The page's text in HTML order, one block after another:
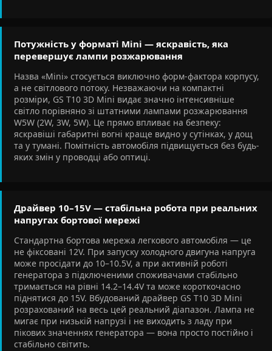
Потужність у форматі Mini — яскравість, яка
перевершує лампи розжарювання
Назва «Mini» стосується виключно форм-фактора корпусу,
а не світлового потоку. Незважаючи на компактні
розміри, GS T10 3D Mini видає значно інтенсивніше
світло порівняно зі штатними лампами розжарювання
W5W (2W, 3W, 5W). Це прямо впливає на безпеку:
яскравіші габаритні вогні краще видно у сутінках, у дощ
та у тумані. Помітність автомобіля підвищується без будь-
яких змін у проводці або оптиці.
Драйвер 10–15V — стабільна робота при реальних
напругах бортової мережі
Стандартна бортова мережа легкового автомобіля — це
не фіксовані 12V. При запуску холодного двигуна напруга
може просідати до 10–10.5V, а при активній роботі
генератора з підключеними споживачами стабільно
тримається на рівні 14.2–14.4V та може короткочасно
піднятися до 15V. Вбудований драйвер GS T10 3D Mini
розрахований на весь цей реальний діапазон. Лампа не
мигає при низькій напрузі і не виходить з ладу при
пікових значеннях генератора — вона просто постійно і
стабільно світить.